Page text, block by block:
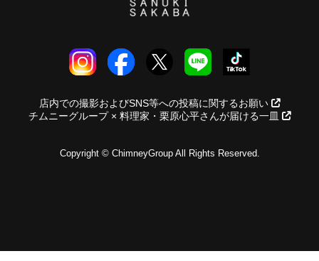
店内での撮影およびSNS等への投稿に関するお願い
チムニーグループ × 料理家・栗原心平さんが届ける一皿
Copyright © ChimneyGroup All Rights Reserved.